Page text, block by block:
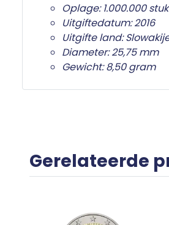
Oplage: 1.000.000
Uitgiftedatum: 2016
Uitgifte land:
Diameter: 25,75 mm
Gewicht: 8,50 gram
Gerelateerde